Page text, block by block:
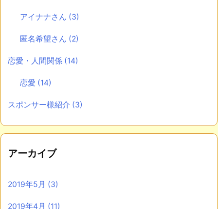
アイナナさん (3)
匿名希望さん (2)
恋愛・人間関係 (14)
恋愛 (14)
スポンサー様紹介 (3)
アーカイブ
2019年5月 (3)
2019年4月 (11)